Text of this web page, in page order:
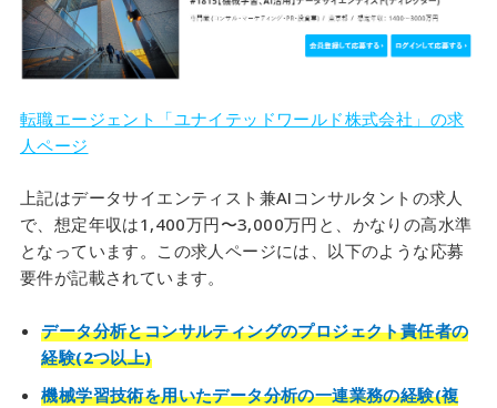
転職エージェント「ユナイテッドワールド株式会社」の求
人ページ
上記はデータサイエンティスト兼AIコンサルタントの求人
で、想定年収は1,400万円〜3,000万円と、かなりの高水準
となっています。この求人ページには、以下のような応募
要件が記載されています。
データ分析とコンサルティングのプロジェクト責任者の
経験(2つ以上)
機械学習技術を用いたデータ分析の一連業務の経験(複